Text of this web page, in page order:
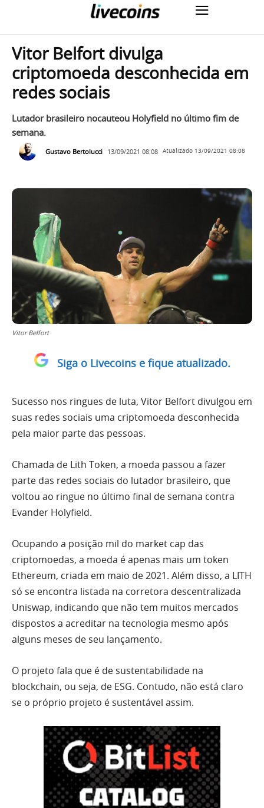
Vitor Belfort divulga
criptomoeda desconhecida em
redes sociais
Lutador brasileiro nocauteou Holyfield no último fim de
semana.
Gustavo Bertolucci 13/09/2021 08:08 Atualizado 13/09/2021 08:08
Vitor Belfort
Siga o Livecoins e fique atualizado.
Sucesso nos ringues de luta, Vitor Belfort divulgou em
suas redes sociais uma criptomoeda desconhecida
pela maior parte das pessoas.
Chamada de Lith Token, a moeda passou a fazer
parte das redes sociais do lutador brasileiro, que
voltou ao ringue no último final de semana contra
Evander Holyfield.
Ocupando a posição mil do market cap das
criptomoedas, a moeda é apenas mais um token
Ethereum, criada em maio de 2021. Além disso, a LITH
só se encontra listada na corretora descentralizada
Uniswap, indicando que não tem muitos mercados
dispostos a acreditar na tecnologia mesmo após
alguns meses de seu lançamento.
O projeto fala que é de sustentabilidade na
blockchain, ou seja, de ESG. Contudo, não está claro
se o próprio projeto é sustentável assim.